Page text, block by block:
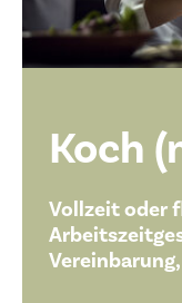
Koch
Vollzeit oder